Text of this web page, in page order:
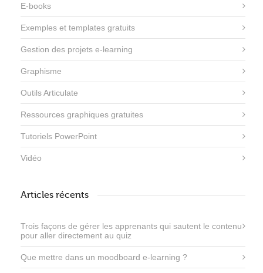
E-books
Exemples et templates gratuits
Gestion des projets e-learning
Graphisme
Outils Articulate
Ressources graphiques gratuites
Tutoriels PowerPoint
Vidéo
Articles récents
Trois façons de gérer les apprenants qui sautent le contenu
pour aller directement au quiz
Que mettre dans un moodboard e-learning ?